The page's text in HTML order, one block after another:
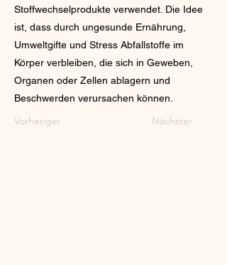
Stoffwechselprodukte verwendet. Die Idee
ist, dass durch ungesunde Ernährung,
Umweltgifte und Stress Abfallstoffe im
Körper verbleiben, die sich in Geweben,
Organen oder Zellen ablagern und
Beschwerden verursachen können.
Vorheriger Nächster